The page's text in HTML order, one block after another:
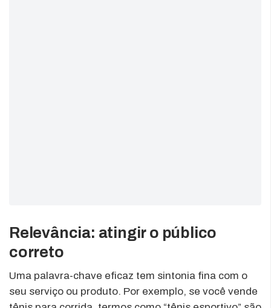
Relevância: atingir o público
correto
Uma palavra-chave eficaz tem sintonia fina com o
seu serviço ou produto. Por exemplo, se você vende